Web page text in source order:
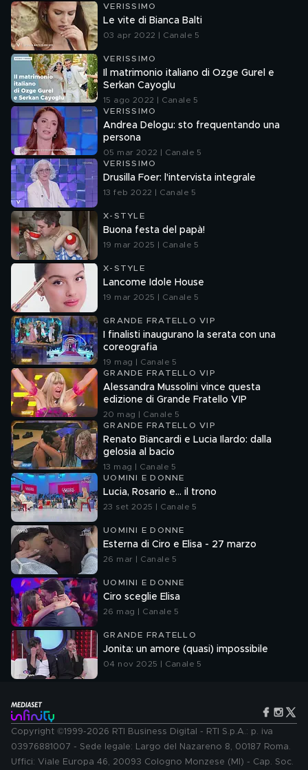
VERISSIMO
Le vite di Bianca Balti
03 apr 2022 | Canale 5
VERISSIMO
Il matrimonio italiano di Ozge Gurel e
Serkan Cayoglu
15 ago 2022 | Canale 5
VERISSIMO
Andrea Delogu: sto frequentando una
persona
05 mar 2022 | Canale 5
VERISSIMO
Drusilla Foer: l'intervista integrale
13 feb 2022 | Canale 5
X-STYLE
Buona festa del papà!
19 mar 2025 | Canale 5
X-STYLE
Lancome Idole House
19 mar 2025 | Canale 5
GRANDE FRATELLO VIP
I finalisti inaugurano la serata con una
coreografia
19 mag | Canale 5
GRANDE FRATELLO VIP
Alessandra Mussolini vince questa
edizione di Grande Fratello VIP
20 mag | Canale 5
GRANDE FRATELLO VIP
Renato Biancardi e Lucia Ilardo: dalla
gelosia al bacio
13 mag | Canale 5
UOMINI E DONNE
Lucia, Rosario e... il trono
23 set 2025 | Canale 5
UOMINI E DONNE
Esterna di Ciro e Elisa - 27 marzo
26 mar | Canale 5
UOMINI E DONNE
Ciro sceglie Elisa
26 mag | Canale 5
GRANDE FRATELLO
Jonita: un amore (quasi) impossibile
04 nov 2025 | Canale 5
Copyright ©1999-2026 RTI Business Digital - RTI S.p.A.: p. iva
03976881007 - Sede legale: Largo del Nazareno 8, 00187 Roma.
Uffici: Viale Europa 46, 20093 Cologno Monzese (MI) - Cap. Soc.